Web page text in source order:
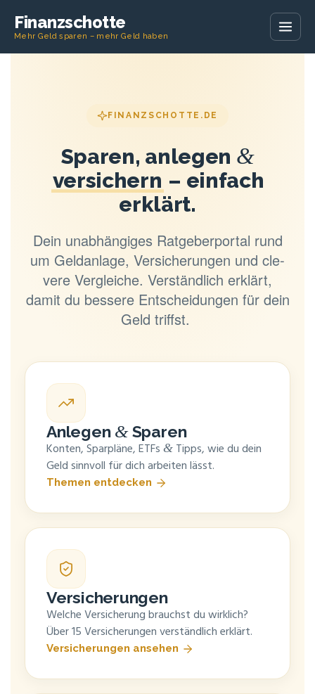
Finanzschotte
Mehr Geld sparen – mehr Geld haben
FINANZSCHOTTE.DE
Spa­ren, anle­gen &
ver­si­chern – ein­fach
erklärt.
Dein unab­hän­gi­ges Rat­ge­ber­por­tal rund
um Geld­an­la­ge, Ver­si­che­run­gen und cle­
ve­re Ver­glei­che. Ver­ständ­lich erklärt,
damit du bes­se­re Ent­schei­dun­gen für dein
Geld triffst.
Anle­gen &Sparen
Kon­ten, Spar­plä­ne, ETFs & Tipps, wie du dein
Geld sinn­voll für dich arbei­ten lässt.
The­men entdecken
Ver­si­che­run­gen
Wel­che Ver­si­che­rung brauchst du wirk­lich?
Über 15 Ver­si­che­run­gen ver­ständ­lich erklärt.
Ver­si­che­run­gen ansehen